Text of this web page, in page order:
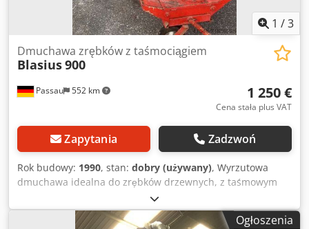
1 /3
Passau 552 km
Dmucha­wa zrębków z taśmociągiem
Blasius900
1 250 €
Cena stała plus VAT
Zapytania Zadzwoń
Rok budowy: 1990, stan: dobry (używany), Wyrzutowa
dmuchawa idealna do zrębków drzewnych, z taśmowym
przenośnikiem podającym, ok. 3 m długości. Rozpiętość
łopatek 900 mm z silnikiem 11 kW. Dcedpfx Amsyy Uzcsvek
Ogłoszenia